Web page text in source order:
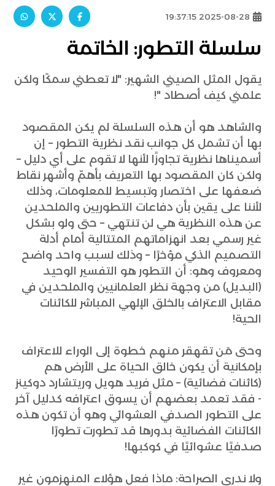
2025-08-28 19:37:15
سلسلة التطور: الخاتمة
يقول المثل الصيني الشهير: "لا تعطني سمكًا ولكن
علمني كيف أصطاد "!
والشاهد هو أن هذه السلسلة لم يكن المقصود
بها أن تشمل كل جوانب نقد نظرية التطور – إن
أسميناها نظرية تجاوزًا لأنها لا تقوم على أي دليل –
ولكن كان المقصود بها التعريف بأهمّ وأشهر نقاط
ضعفها على اختصار وتبسيط للمعلومات، وذلك
لأننا على يقين بأن دفاعات التطوريين والملحدين
عن هذه النظرية هي لن تنتهي – حتى ولو بشكل
غير رسمي بعد انهزاماتهم المتتالية أمام أدلة
التصميم الذكي مؤخرًا – وذلك لسبب واحد واضح
ومعروف وهو: أن التطور هو التفسير الوحيد
(البديل) من وجهة نظر العلمانيين والملحدين في
مقابل الاعتراف بالخلق الإلهي المباشر للكائنات
الحية!
وحتى مَن تقهقر منهم خطوة إلى الوراء للاعتراف
بإمكانية أن يكون خالق الحياة على الأرض هم
(كائنات فضائية) – مثل فريد هويل وريتشارد دوكينز
- فقد تعمد بعضهم أن يسوق اعترافه كدليل آخر
على التطور الصدفي العشوائي وهو أن تكون هذه
الكائنات الفضائية بدورها قد تطورت تطورًا
صدفيًا عشوائيًا في كوكبها!
ولا ندري الصراحة: ماذا فعل هؤلاء المنهزمون غير